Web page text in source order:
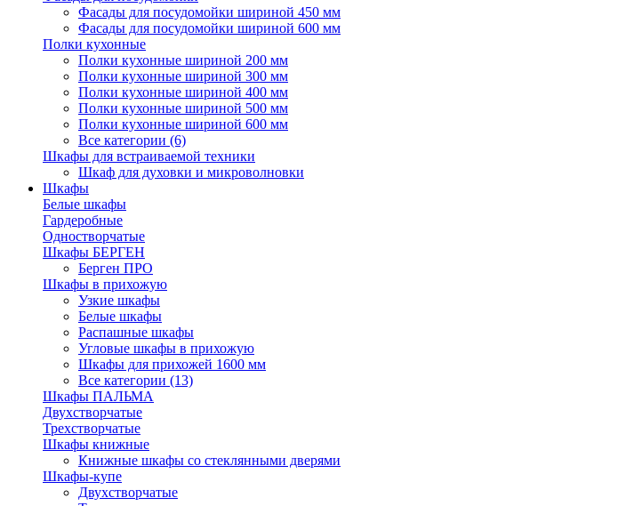
Фасады для посудомойки шириной 450 мм
Фасады для посудомойки шириной 600 мм
Полки кухонные
Полки кухонные шириной 200 мм
Полки кухонные шириной 300 мм
Полки кухонные шириной 400 мм
Полки кухонные шириной 500 мм
Полки кухонные шириной 600 мм
Все категории (6)
Шкафы для встраиваемой техники
Шкаф для духовки и микроволновки
Шкафы
Белые шкафы
Гардеробные
Одностворчатые
Шкафы БЕРГЕН
Берген ПРО
Шкафы в прихожую
Узкие шкафы
Белые шкафы
Распашные шкафы
Угловые шкафы в прихожую
Шкафы для прихожей 1600 мм
Все категории (13)
Шкафы ПАЛЬМА
Двухстворчатые
Трехстворчатые
Шкафы книжные
Книжные шкафы со стеклянными дверями
Шкафы-купе
Двухстворчатые